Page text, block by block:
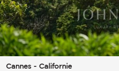
Cannes - Californie